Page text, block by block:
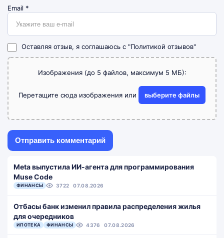
Email *
Оставляя отзыв, я соглашаюсь с "Политикой отзывов"
Изображения (до 5 файлов, максимум 5 МБ):
Перетащите сюда изображения или выберите файлы
Meta выпустила ИИ-агента для программирования
Muse Code
ФИНАНСЫ 3722 07.08.2026
Отбасы банк изменил правила распределения жилья
для очередников
ИПОТЕКА ФИНАНСЫ 4376 07.08.2026